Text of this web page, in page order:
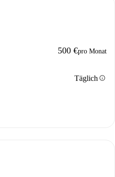
500 €pro Monat
Täglich info